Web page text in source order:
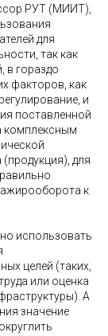
РУТ (МИИТ),
для
так как
в гораздо
факторов, как
и
поставленной
комплексным
(продукция), для
к
использовать
целей (таких,
или оценка
А
значение